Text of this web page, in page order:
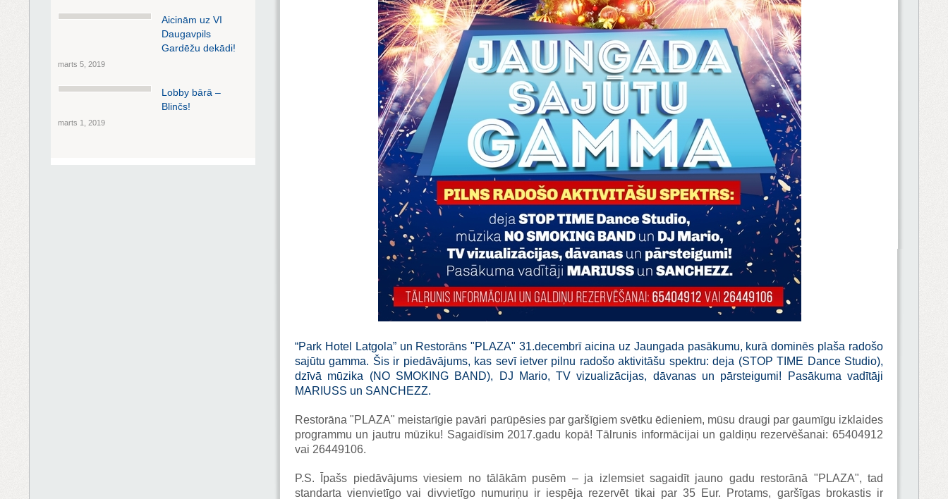
Aicinām uz VI
Daugavpils
Gardēžu dekādi!
marts 5, 2019
Lobby bārā –
Blinčs!
marts 1, 2019
“Park Hotel Latgola” un Restorāns "PLAZA" 31.decembrī aicina uz Jaungada pasākumu, kurā dominēs plaša radošo
sajūtu gamma. Šis ir piedāvājums, kas sevī ietver pilnu radošo aktivitāšu spektru: deja (STOP TIME Dance Studio),
dzīvā mūzika (NO SMOKING BAND), DJ Mario, TV vizualizācijas, dāvanas un pārsteigumi! Pasākuma vadītāji
MARIUSS un SANCHEZZ.
Restorāna "PLAZA" meistarīgie pavāri parūpēsies par garšīgiem svētku ēdieniem, mūsu draugi par gaumīgu izklaides
programmu un jautru mūziku! Sagaidīsim 2017.gadu kopā! Tālrunis informācijai un galdiņu rezervēšanai: 65404912
vai 26449106.
P.S. Īpašs piedāvājums viesiem no tālākām pusēm – ja izlemsiet sagaidīt jauno gadu restorānā "PLAZA", tad
standarta vienvietīgo vai divvietīgo numuriņu ir iespēja rezervēt tikai par 35 Eur. Protams, garšīgas brokastis ir